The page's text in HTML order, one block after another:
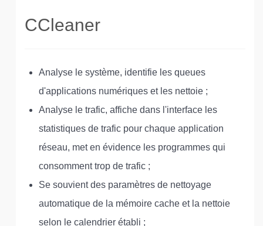
CCleaner
Analyse le système, identifie les queues
d'applications numériques et les nettoie ;
Analyse le trafic, affiche dans l'interface les
statistiques de trafic pour chaque application
réseau, met en évidence les programmes qui
consomment trop de trafic ;
Se souvient des paramètres de nettoyage
automatique de la mémoire cache et la nettoie
selon le calendrier établi ;